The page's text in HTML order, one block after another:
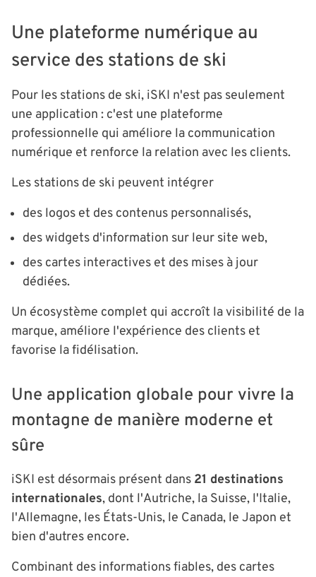
Une plateforme numérique au
service des stations de ski
Pour les stations de ski, iSKI n'est pas seulement
une application : c'est une plateforme
professionnelle qui améliore la communication
numérique et renforce la relation avec les clients.
Les stations de ski peuvent intégrer
des logos et des contenus personnalisés,
des widgets d'information sur leur site web,
des cartes interactives et des mises à jour
dédiées.
Un écosystème complet qui accroît la visibilité de la
marque, améliore l'expérience des clients et
favorise la fidélisation.
Une application globale pour vivre la
montagne de manière moderne et
sûre
iSKI est désormais présent dans 21 destinations
internationales, dont l'Autriche, la Suisse, l'Italie,
l'Allemagne, les États-Unis, le Canada, le Japon et
bien d'autres encore.
Combinant des informations fiables, des cartes